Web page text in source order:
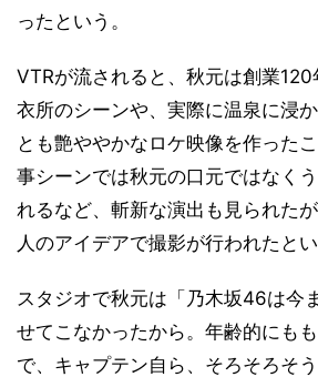
ったという。
VTRが流されると、秋元は創業
衣所のシーンや、実際に温泉に浸
とも艶ややかなロケ映像を作った
事シーンでは秋元の口元ではなく
れるなど、斬新な演出も見られた
人のアイデアで撮影が行われたとい
スタジオで秋元は「乃木坂46は今
せてこなかったから。年齢的にも
で、キャプテン自ら、そろそろそ